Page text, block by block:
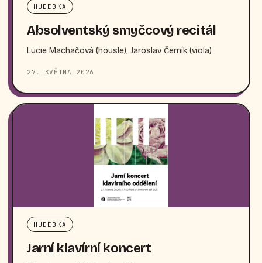
HUDEBKA
Absolventský smyčcový recitál
Lucie Machačová (housle), Jaroslav Černík (viola)
27. KVĚTNA 2026
HUDEBKA
Jarní klavírní koncert